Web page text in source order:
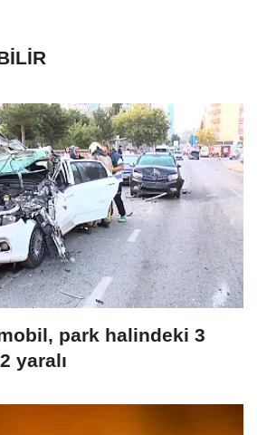
park halindeki 3
yaralı